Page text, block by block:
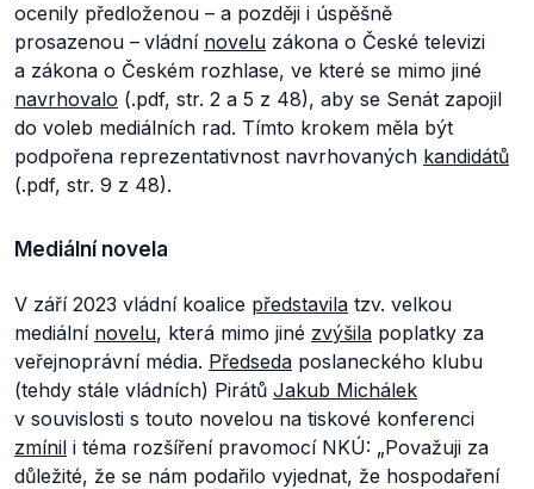
ocenily předloženou – a později i úspěšně
prosazenou – vládní novelu zákona o České televizi
a zákona o Českém rozhlase, ve které se mimo jiné
navrhovalo (.pdf, str. 2 a 5 z 48), aby se Senát zapojil
do voleb mediálních rad. Tímto krokem měla být
podpořena reprezentativnost navrhovaných kandidátů
(.pdf, str. 9 z 48).
Mediální novela
V září 2023 vládní koalice představila tzv. velkou
mediální novelu, která mimo jiné zvýšila poplatky za
veřejnoprávní média. Předseda poslaneckého klubu
(tehdy stále vládních) Pirátů Jakub Michálek
v souvislosti s touto novelou na tiskové konferenci
zmínil i téma rozšíření pravomocí NKÚ: „Považuji za
důležité, že se nám podařilo vyjednat, že hospodaření